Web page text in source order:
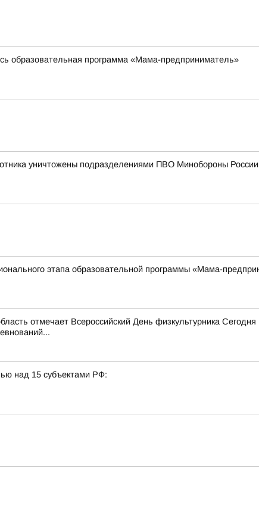
образовательная программа «Мама-предприниматель»
уничтожены подразделениями ПВО Минобороны России
этапа образовательной программы «Мама-
отмечает Всероссийский День физкультурника
над 15 субъектами РФ: